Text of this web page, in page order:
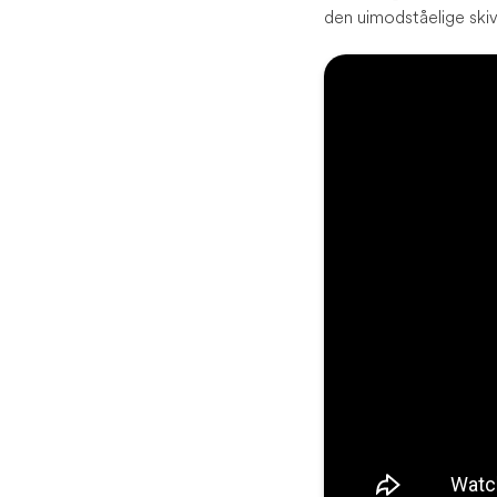
den uimodståelige